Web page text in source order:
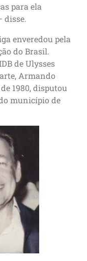
para ela
disse.
enveredou pela
do Brasil.
de Ulysses
Armando
1980, disputou
município de